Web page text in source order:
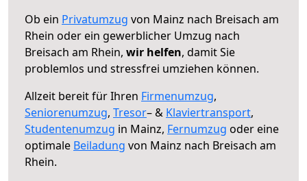
Ob ein Privatumzug von Mainz nach Breisach am
Rhein oder ein gewerblicher Umzug nach
Breisach am Rhein, wir helfen, damit Sie
problemlos und stressfrei umziehen können.
Allzeit bereit für Ihren Firmenumzug,
Seniorenumzug, Tresor– & Klaviertransport,
Studentenumzug in Mainz, Fernumzug oder eine
optimale Beiladung von Mainz nach Breisach am
Rhein.